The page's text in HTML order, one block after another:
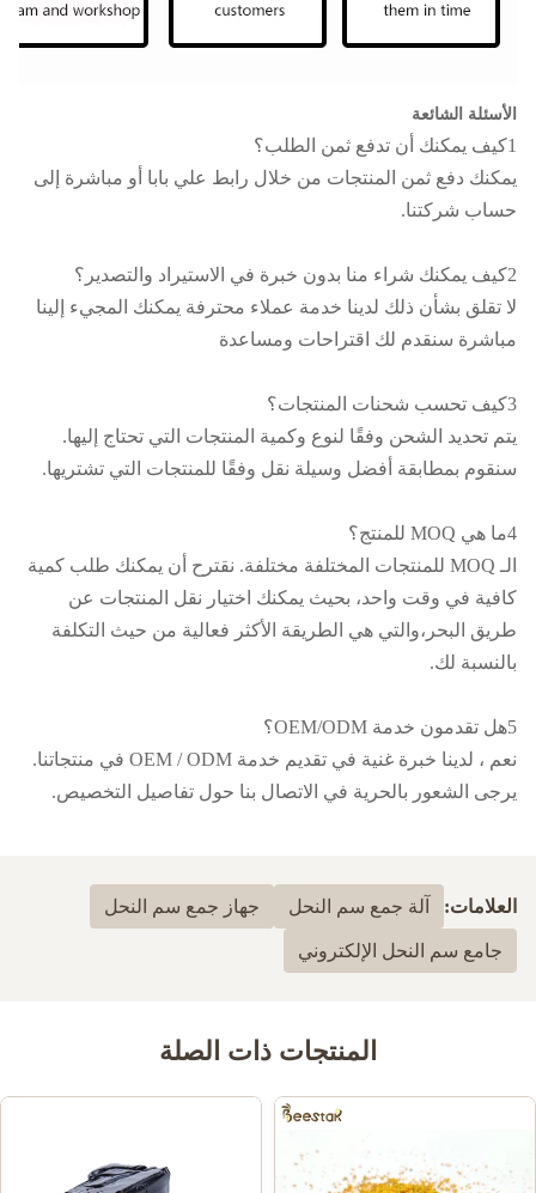
الأسئلة الشائعة
1كيف يمكنك أن تدفع ثمن الطلب؟
يمكنك دفع ثمن المنتجات من خلال رابط علي بابا أو مباشرة إلى
حساب شركتنا.
2كيف يمكنك شراء منا بدون خبرة في الاستيراد والتصدير؟
لا تقلق بشأن ذلك لدينا خدمة عملاء محترفة يمكنك المجيء إلينا
مباشرة سنقدم لك اقتراحات ومساعدة
3كيف تحسب شحنات المنتجات؟
يتم تحديد الشحن وفقًا لنوع وكمية المنتجات التي تحتاج إليها.
سنقوم بمطابقة أفضل وسيلة نقل وفقًا للمنتجات التي تشتريها.
4ما هي MOQ للمنتج؟
الـ MOQ للمنتجات المختلفة مختلفة. نقترح أن يمكنك طلب كمية
كافية في وقت واحد، بحيث يمكنك اختيار نقل المنتجات عن
طريق البحر،والتي هي الطريقة الأكثر فعالية من حيث التكلفة
بالنسبة لك.
5هل تقدمون خدمة OEM/ODM؟
نعم ، لدينا خبرة غنية في تقديم خدمة OEM / ODM في منتجاتنا.
يرجى الشعور بالحرية في الاتصال بنا حول تفاصيل التخصيص.
العلامات: آلة جمع سم النحل جهاز جمع سم النحل
جامع سم النحل الإلكتروني
المنتجات ذات الصلة